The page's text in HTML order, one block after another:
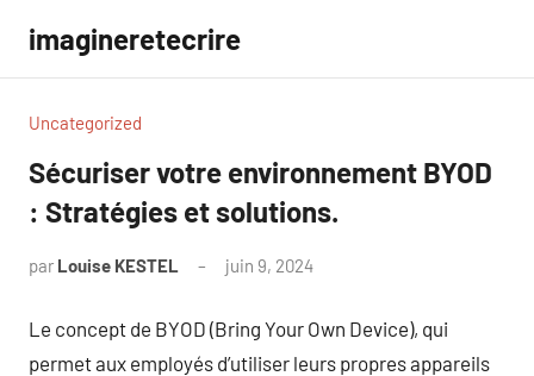
contenu
imagineretecrire
Uncategorized
Sécuriser votre environnement BYOD
: Stratégies et solutions.
par Louise KESTEL juin 9, 2024
Le concept de BYOD (Bring Your Own Device), qui
permet aux employés d’utiliser leurs propres appareils